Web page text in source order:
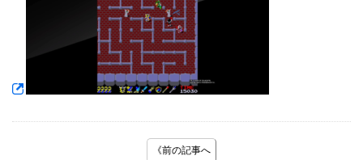
《前の記事へ